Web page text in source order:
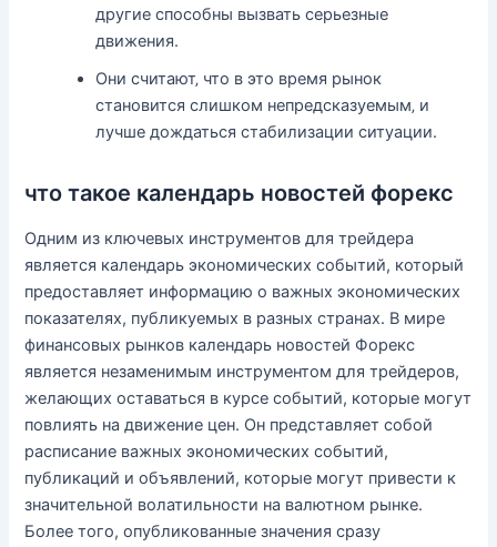
другие способны вызвать серьезные
движения.
Они считают‚ что в это время рынок
становится слишком непредсказуемым‚ и
лучше дождаться стабилизации ситуации.
что такое календарь новостей форекс
Одним из ключевых инструментов для трейдера
является календарь экономических событий, который
предоставляет информацию о важных экономических
показателях, публикуемых в разных странах. В мире
финансовых рынков календарь новостей Форекс
является незаменимым инструментом для трейдеров,
желающих оставаться в курсе событий, которые могут
повлиять на движение цен. Он представляет собой
расписание важных экономических событий,
публикаций и объявлений, которые могут привести к
значительной волатильности на валютном рынке.
Более того, опубликованные значения сразу